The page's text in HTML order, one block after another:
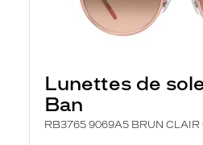
Lunettes de
Ban
RB3765 9069A5 BRUN CLAIR